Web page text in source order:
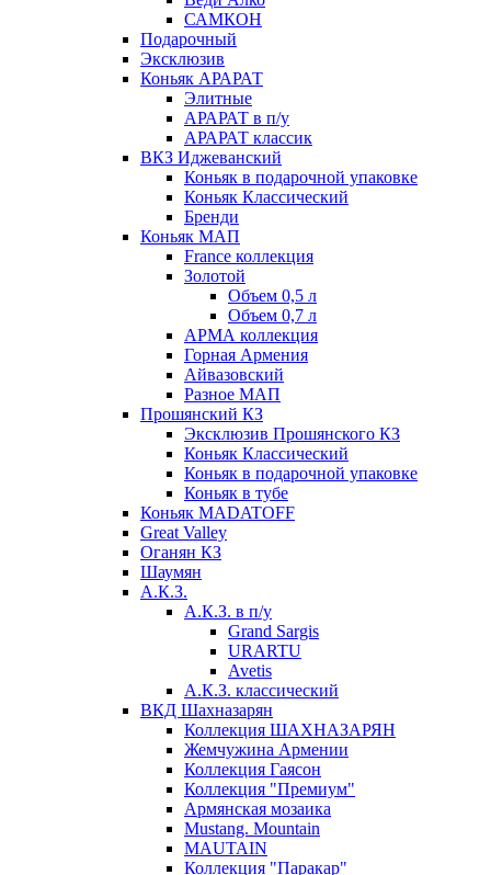
САМКОН
Подарочный
Эксклюзив
Коньяк АРАРАТ
Элитные
АРАРАТ в п/у
АРАРАТ классик
ВКЗ Иджеванский
Коньяк в подарочной упаковке
Коньяк Классический
Бренди
Коньяк МАП
France коллекция
Золотой
Объем 0,5 л
Объем 0,7 л
АРМА коллекция
Горная Армения
Айвазовский
Разное МАП
Прошянский КЗ
Эксклюзив Прошянского КЗ
Коньяк Классический
Коньяк в подарочной упаковке
Коньяк в тубе
Коньяк MADATOFF
Great Valley
Оганян КЗ
Шаумян
А.К.З.
А.К.З. в п/у
Grand Sargis
URARTU
Avetis
А.К.З. классический
ВКД Шахназарян
Коллекция ШАХНАЗАРЯН
Жемчужина Армении
Коллекция Гаясон
Коллекция "Премиум"
Армянская мозаика
Mustang. Mountain
MAUTAIN
Коллекция "Паракар"